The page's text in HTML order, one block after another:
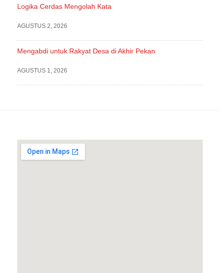
Logika Cerdas Mengolah Kata
AGUSTUS 2, 2026
Mengabdi untuk Rakyat Desa di Akhir Pekan
AGUSTUS 1, 2026